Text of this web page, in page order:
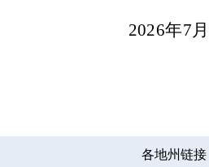
2026年7月
各地州链接